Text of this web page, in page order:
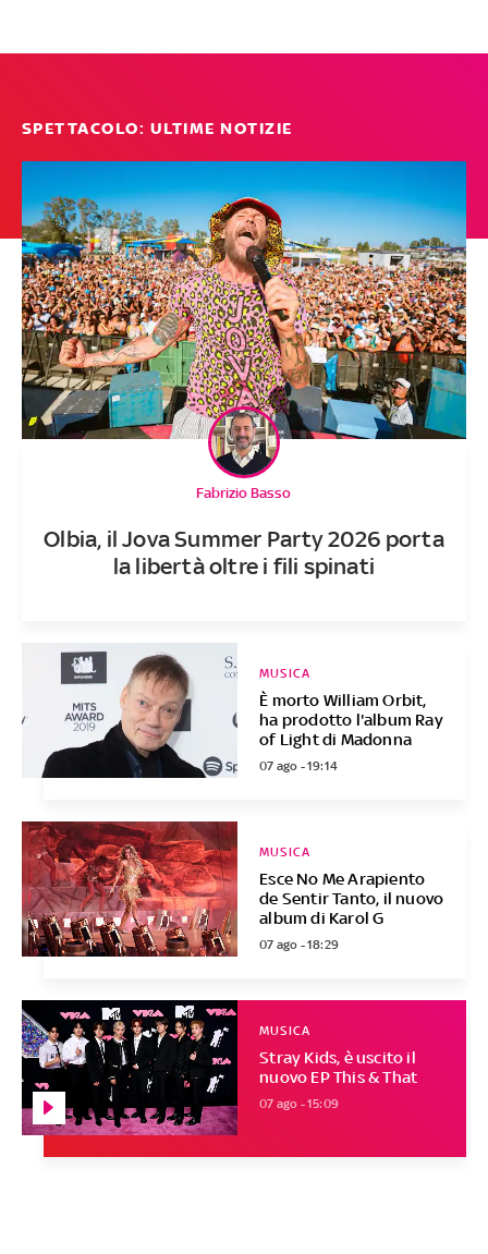
SPETTACOLO: ULTIME NOTIZIE
Olbia, il Jova Summer Party 2026 porta
la libertà oltre i fili spinati
Fabrizio Basso
È morto William Orbit,
ha prodotto l'album Ray
of Light di Madonna
MUSICA
07 ago - 19:14
Esce No Me Arapiento
de Sentir Tanto, il nuovo
album di Karol G
MUSICA
07 ago - 18:29
Stray Kids, è uscito il
nuovo EP This & That
MUSICA
07 ago - 15:09